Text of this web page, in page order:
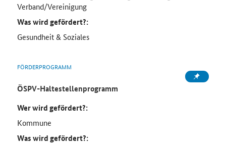
Verband/Vereinigung
Was wird gefördert?:
Gesundheit & Soziales
FÖRDERPROGRAMM
ÖSPV-Haltestellenprogramm
Wer wird gefördert?:
Kommune
Was wird gefördert?: